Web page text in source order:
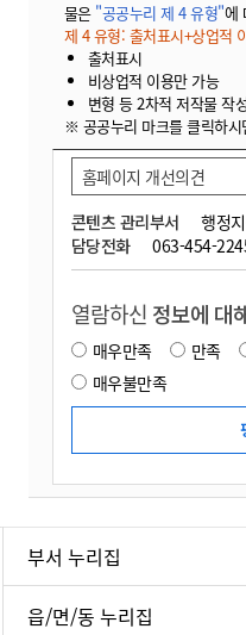
물은 "공공누리 제 4 유형"에
제 4 유형: 출처표시+상업적
출처표시
비상업적 이용만 가능
변형 등 2차적 저작물 작
※ 공공누리 마크를 클릭하
콘텐츠 관리부서
행정
담당전화
063-454-
홈페이지 개선의견
열람하신 정보에 대
매우만족 만족
매우불만족
부서 누리집
읍/면/동 누리집